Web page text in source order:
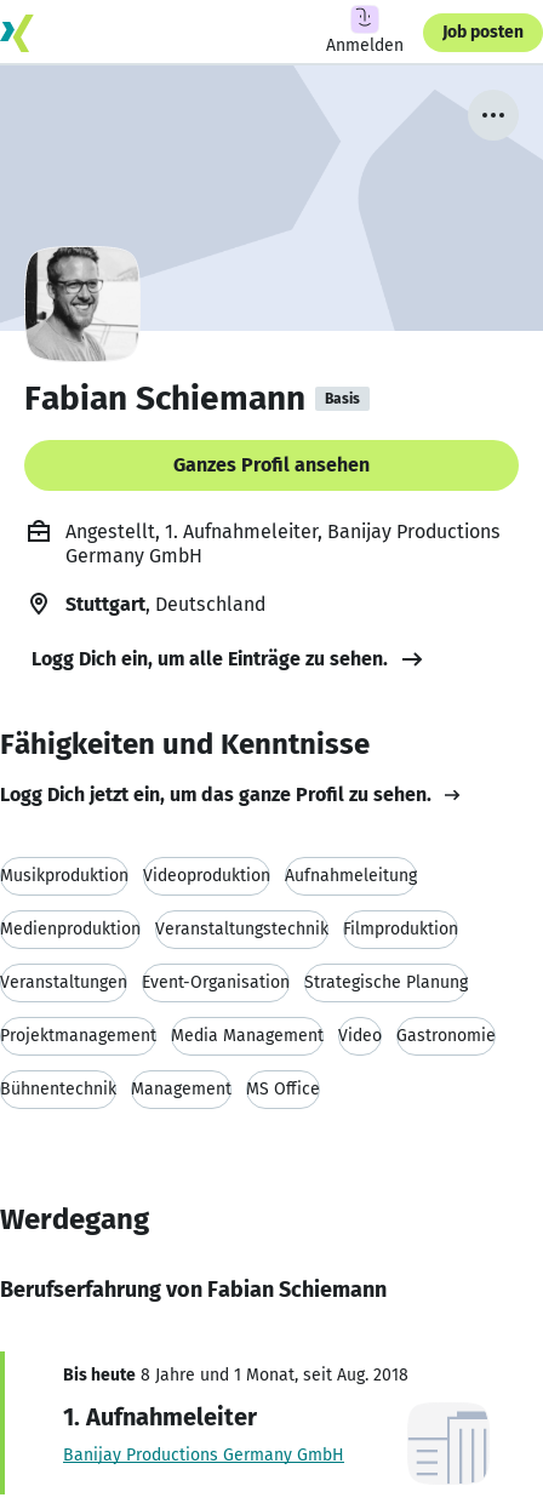
Anmelden
Job posten
Fabian Schiemann Basis
Ganzes Profil ansehen
Angestellt, 1. Aufnahmeleiter, Banijay Productions
Germany GmbH
Stuttgart, Deutschland
Logg Dich ein, um alle Einträge zu sehen.
Fähigkeiten und Kenntnisse
Logg Dich jetzt ein, um das ganze Profil zu sehen.
Musikproduktion Videoproduktion Aufnahmeleitung
Medienproduktion Veranstaltungstechnik Filmproduktion
Veranstaltungen Event-Organisation Strategische Planung
Projektmanagement Media Management Video Gastronomie
Bühnentechnik Management MS Office
Werdegang
Berufserfahrung von Fabian Schiemann
Bis heute 8 Jahre und 1 Monat, seit Aug. 2018
1. Aufnahmeleiter
Banijay Productions Germany GmbH